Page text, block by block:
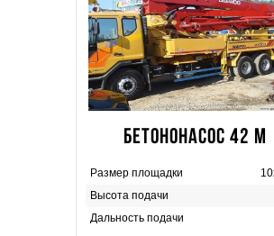
БЕТОНОНАСОС 42 М
Размер площадки
Высота подачи
Дальность подачи